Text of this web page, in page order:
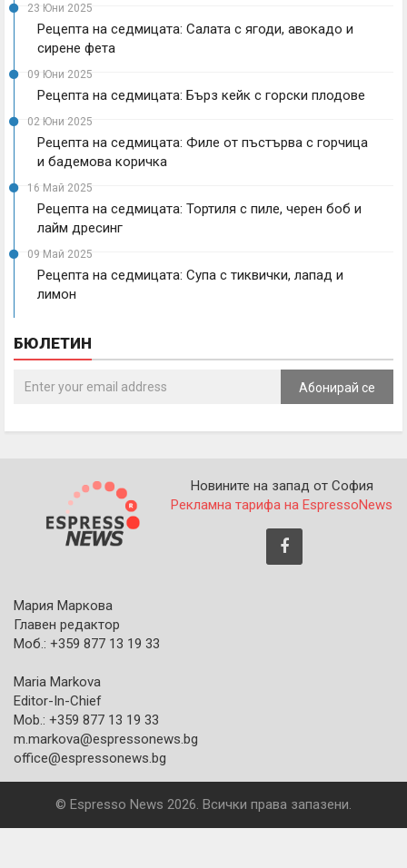
23 Юни 2025
Рецепта на седмицата: Салата с ягоди, авокадо и
сирене фета
09 Юни 2025
Рецепта на седмицата: Бърз кейк с горски плодове
02 Юни 2025
Рецепта на седмицата: Филе от пъстърва с горчица
и бадемова коричка
16 Май 2025
Рецепта на седмицата: Тортиля с пиле, черен боб и
лайм дресинг
09 Май 2025
Рецепта на седмицата: Супа с тиквички, лапад и
лимон
БЮЛЕТИН
Абонирай се
Новините на запад от София
Рекламна тарифа на EspressoNews
Мария Маркова
Главен редактор
Моб.: +359 877 13 19 33
Maria Markova
Editor-In-Chief
Mob.: +359 877 13 19 33
m.markova@espressonews.bg
office@espressonews.bg
© Espresso News 2026. Всички права запазени.